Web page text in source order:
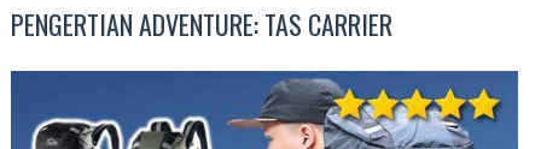
PENGERTIAN ADVENTURE: TAS CARRIER